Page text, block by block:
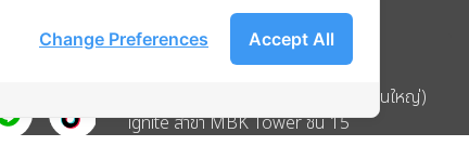
Address
บริษัท อิกไนท์ เอ สตาร์ จำกัด (สำนักงานใหญ่)
ignite สาขา MBK Tower ชั้น 15
Accept All
Change Preferences